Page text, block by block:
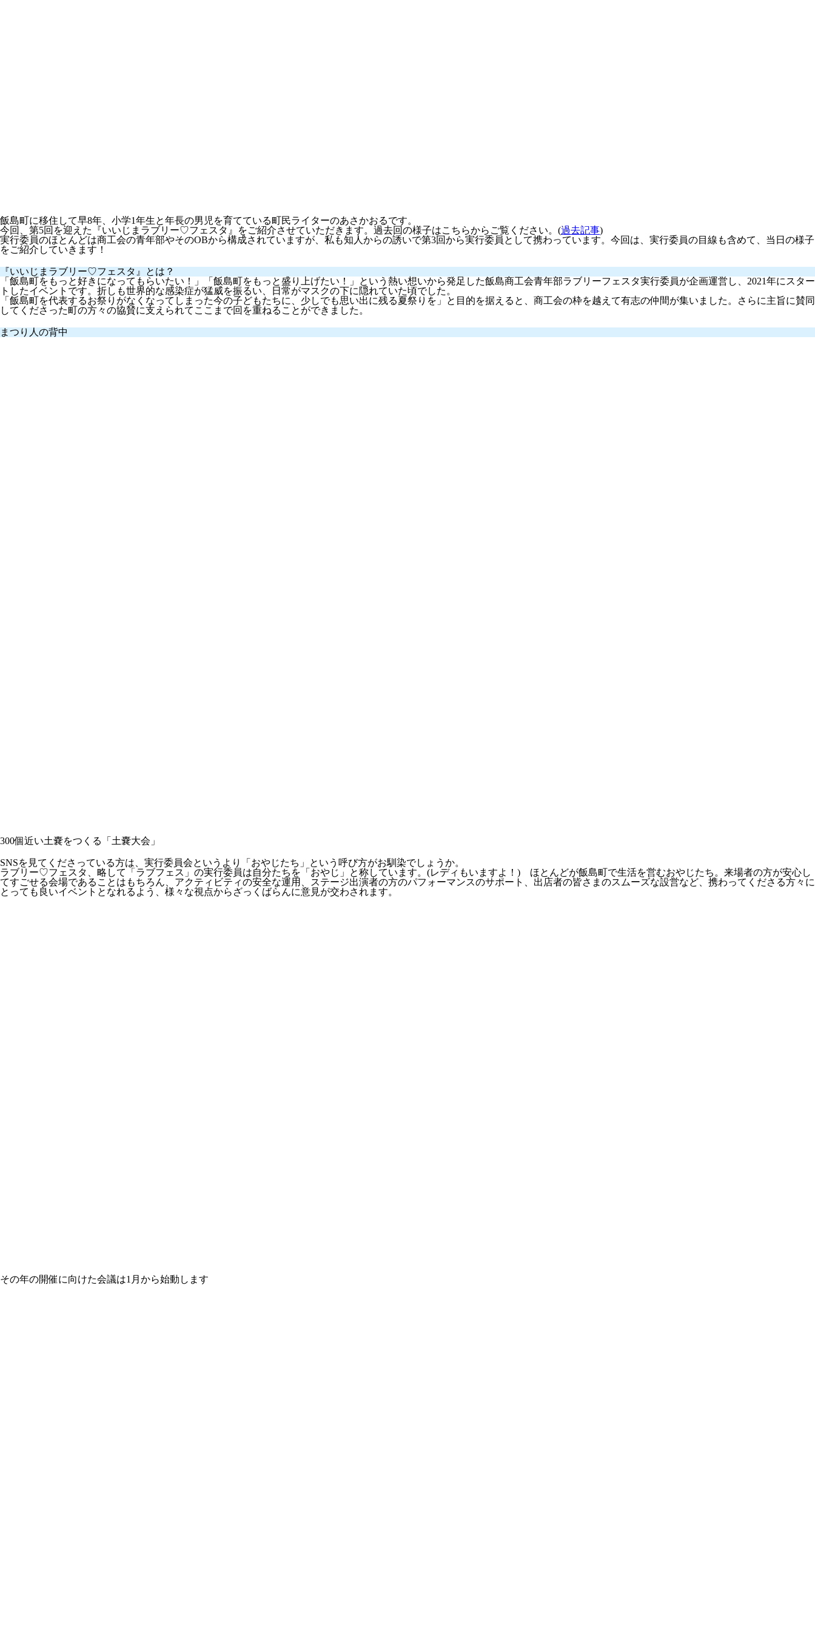
飯島町に移住して早8年、小学1年生と年長の男児を育てている町民ライターのあさかおるです。
今回、第5回を迎えた
『いいじまラブリー♡フェスタ』 をご紹介させていただきます。過去回の様子はこちらからご覧ください。(過去記事)
実行委員のほとんどは商工会の青年部やそのOBから構成されていますが、私も知人からの誘いで第3回から実行委員として携わっています。今回は、実行委員の目線も含めて、当日の様子
をご紹介していきます！
『いいじまラブリー♡フェスタ』とは？
「飯島町をもっと好きになってもらいたい！」「飯島町をもっと盛り上げたい！」
という熱い想いから発足した飯島商工会青年部ラブリーフェスタ実行委員が企画運営し、2021年にスター
トしたイベントです。折しも世界的な感染症が猛威を振るい、日常がマスクの下に隠れていた頃でした。
「飯島町を代表するお祭りがなくなってしまった今の子どもたちに、少しでも思い出に残る夏祭りを」
と目的を据えると、商工会の枠を越えて有志の仲間が集いました。さらに主旨に賛同
してくださった町の方々の協賛に支えられてここまで回を重ねることができました。
まつり人の背中
300個近い土嚢をつくる「土嚢大会」
SNSを見てくださっている方は、実行委員会というより 「おやじたち」
という呼び方がお馴染でしょうか。
ラブリー♡フェスタ、略して
「ラブフェス」 の実行委員は自分たちを「おやじ」と称しています。(レディもいますよ！) ほとんどが飯島町で生活を営むおやじたち。来場者の方が安心し
てすごせる会場であることはもちろん、アクティビティの安全な運用、ステージ出演者の方のパフォーマンスのサポート、出店者の皆さまのスムーズな設営など、携わってくださる方々に
とっても良いイベントとなれるよう、様々な視点からざっくばらんに意見が交わされます。
その年の開催に向けた会議は1月から始動します